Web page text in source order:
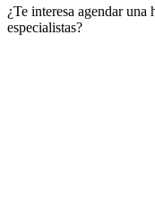
¿Te interesa agendar una
especialistas?